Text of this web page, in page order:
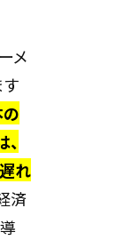
メ
す
れ
済